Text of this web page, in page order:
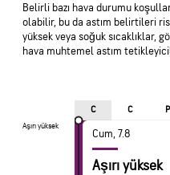
Belirli bazı hava durumu
olabilir, bu da astım belirtileri
yüksek veya soğuk sıcaklıklar,
hava muhtemel astım
Aşırı yüksek
C C P
Aşırı yüksek
Cum, 7.8
Aşırı yüksek